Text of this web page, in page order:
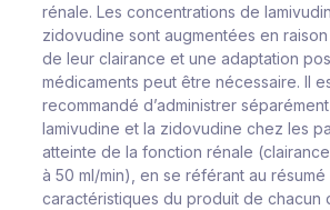
rénale. Les concentrations de
zidovudine sont augmentées en raison
de leur clairance et une adaptation
médicaments peut être nécessaire. Il
recommandé d’administrer séparément
lamivudine et la zidovudine chez les
atteinte de la fonction rénale
à 50 ml/min), en se référant au résumé
caractéristiques du produit de chacun